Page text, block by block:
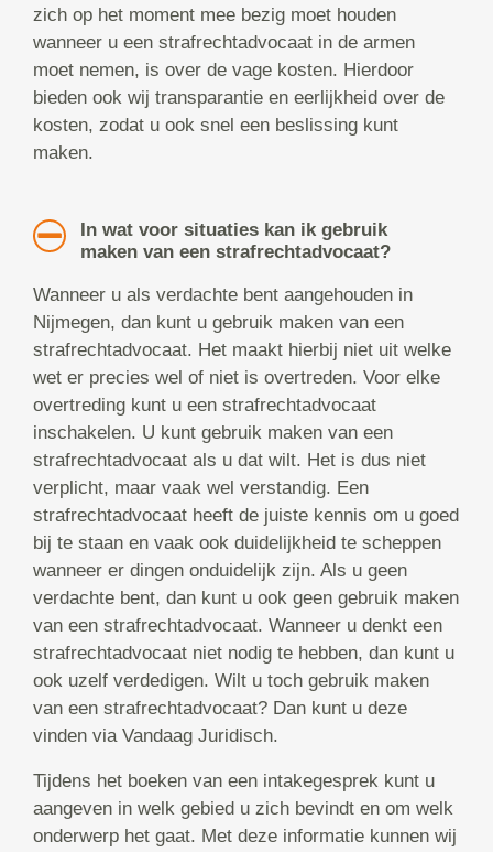
zich op het moment mee bezig moet houden
wanneer u een strafrechtadvocaat in de armen
moet nemen, is over de vage kosten. Hierdoor
bieden ook wij transparantie en eerlijkheid over de
kosten, zodat u ook snel een beslissing kunt
maken.
In wat voor situaties kan ik gebruik
maken van een strafrechtadvocaat?
Wanneer u als verdachte bent aangehouden in
Nijmegen, dan kunt u gebruik maken van een
strafrechtadvocaat. Het maakt hierbij niet uit welke
wet er precies wel of niet is overtreden. Voor elke
overtreding kunt u een strafrechtadvocaat
inschakelen. U kunt gebruik maken van een
strafrechtadvocaat als u dat wilt. Het is dus niet
verplicht, maar vaak wel verstandig. Een
strafrechtadvocaat heeft de juiste kennis om u goed
bij te staan en vaak ook duidelijkheid te scheppen
wanneer er dingen onduidelijk zijn. Als u geen
verdachte bent, dan kunt u ook geen gebruik maken
van een strafrechtadvocaat. Wanneer u denkt een
strafrechtadvocaat niet nodig te hebben, dan kunt u
ook uzelf verdedigen. Wilt u toch gebruik maken
van een strafrechtadvocaat? Dan kunt u deze
vinden via Vandaag Juridisch.
Tijdens het boeken van een intakegesprek kunt u
aangeven in welk gebied u zich bevindt en om welk
onderwerp het gaat. Met deze informatie kunnen wij